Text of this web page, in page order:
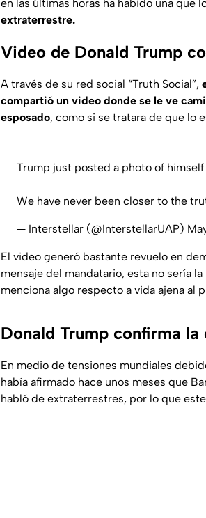
en las últimas horas ha habido una que
extraterrestre.
Video de Donald Trump
A través de su red social “Truth Social”,
compartió un video donde se le ve
esposado, como si se tratara de que lo
Trump just posted a photo of
We have never been closer to the
— Interstellar (@InterstellarUAP)
El video generó bastante revuelo en
mensaje del mandatario, esta no sería
menciona algo respecto a vida ajena al
Donald Trump confirma
En medio de tensiones mundiales
había afirmado hace unos meses que
habló de extraterrestres, por lo que